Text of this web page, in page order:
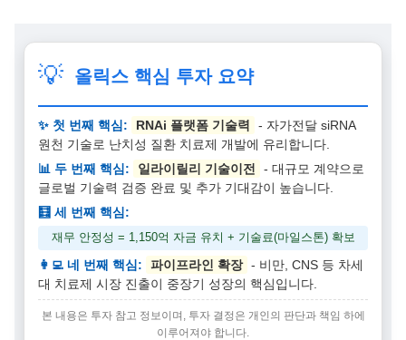
💡 올릭스 핵심 투자 요약
✨ 첫 번째 핵심: RNAi 플랫폼 기술력
- 자가전달 siRNA
원천 기술로 난치성 질환 치료제 개발에 유리합니다.
📊 두 번째 핵심:
일라이릴리 기술이전
- 대규모 계약으로
글로벌 기술력 검증 완료 및 추가 기대감이 높습니다.
🧮 세 번째 핵심:
재무 안정성 = 1,150억 자금 유치 + 기술료(마일스톤) 확보
👩‍💻 네 번째 핵심: 파이프라인 확장 - 비만, CNS 등 차세
대 치료제 시장 진출이 중장기 성장의 핵심입니다.
본 내용은 투자 참고 정보이며, 투자 결정은 개인의 판단과 책임 하에
이루어져야 합니다.